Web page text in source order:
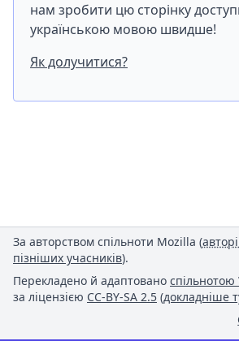
нам зробити цю сторінку
українською мовою швидше!
Як долучитися?
За авторством спільноти Mozilla (
пізніших учасників).
Перекладено й адаптовано спільнотою
за ліцензією CC-BY-SA 2.5 (докладніше